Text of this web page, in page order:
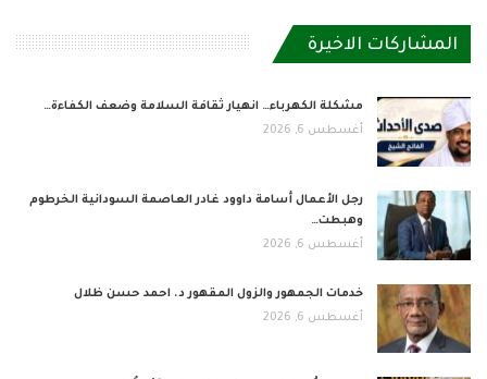
المشاركات الاخيرة
مشكلة الكهرباء… انهيار ثقافة السلامة وضعف الكفاءة…
أغسطس 6, 2026
رجل الأعمال أسامة داوود غادر العاصمة السودانية الخرطوم
وهبطت…
أغسطس 6, 2026
خدمات الجمهور والزول المقهور د. احمد حسن ظلال
أغسطس 6, 2026